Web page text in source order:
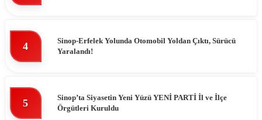
4
Sinop-Erfelek Yolunda Otomobil Yoldan Çıktı, Sürücü
Yaralandı!
5
Sinop’ta Siyasetin Yeni Yüzü YENİ PARTİ İl ve İlçe
Örgütleri Kuruldu